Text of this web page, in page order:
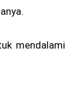
mendalami